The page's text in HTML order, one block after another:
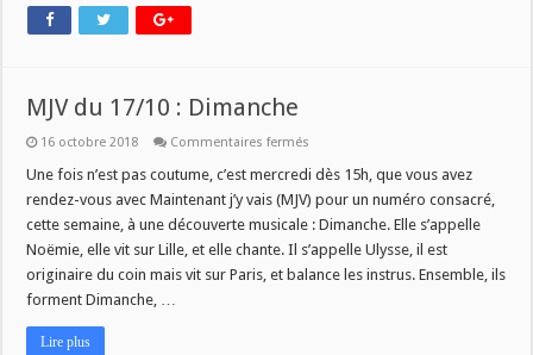
MJV du 17/10 : Dimanche
16 octobre 2018 Commentaires fermés
du
:
Dimanche
Une fois n’est pas coutume, c’est mercredi dès 15h, que vous avez
rendez-vous avec Maintenant j’y vais (MJV) pour un numéro consacré,
cette semaine, à une découverte musicale : Dimanche. Elle s’appelle
Noëmie, elle vit sur Lille, et elle chante. Il s’appelle Ulysse, il est
originaire du coin mais vit sur Paris, et balance les instrus. Ensemble, ils
forment Dimanche, …
Lire plus